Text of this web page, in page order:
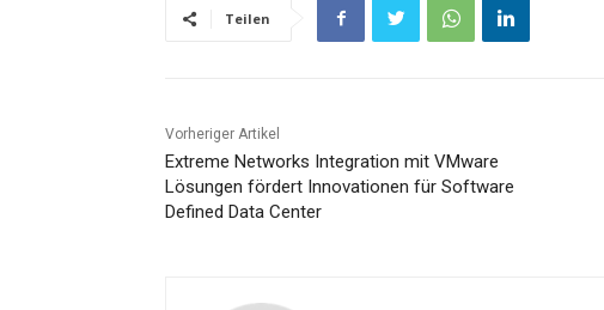
Teilen
Vorheriger Artikel
Extreme Networks Integration mit VMware
Lösungen fördert Innovationen für Software
Defined Data Center